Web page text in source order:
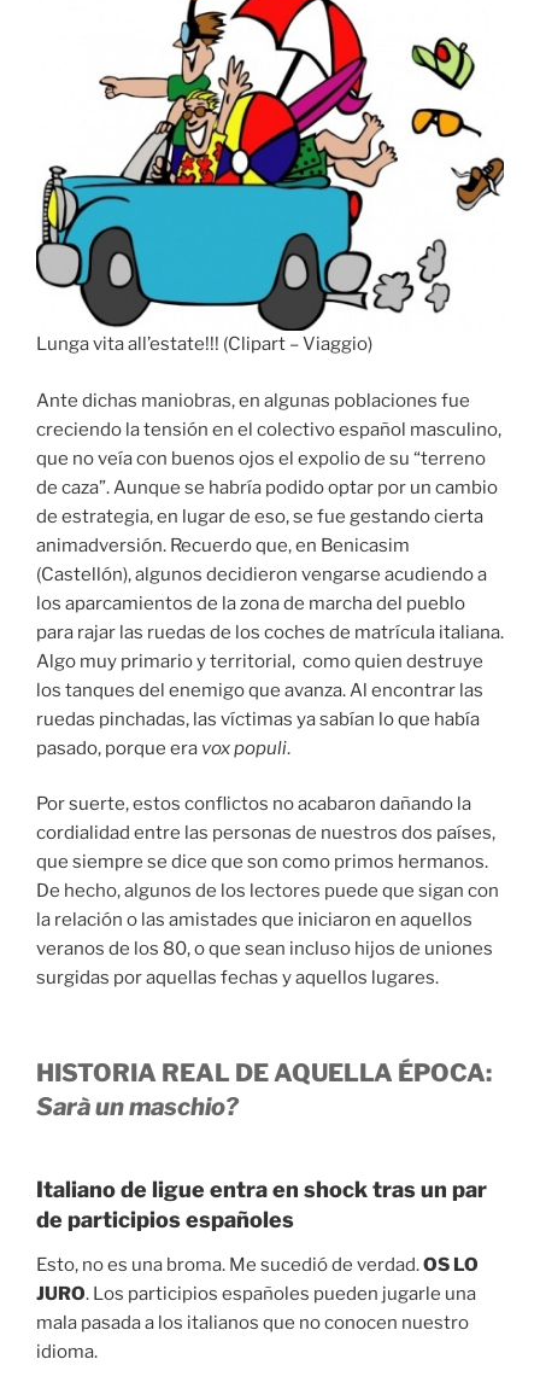
Lunga vita all’estate!!! (Clipart – Viaggio)
Ante dichas maniobras, en algunas poblaciones fue
creciendo la tensión en el colectivo español masculino,
que no veía con buenos ojos el expolio de su “terreno
de caza”. Aunque se habría podido optar por un cambio
de estrategia, en lugar de eso, se fue gestando cierta
animadversión. Recuerdo que, en Benicasim
(Castellón), algunos decidieron vengarse acudiendo a
los aparcamientos de la zona de marcha del pueblo
para rajar las ruedas de los coches de matrícula italiana.
Algo muy primario y territorial, como quien destruye
los tanques del enemigo que avanza. Al encontrar las
ruedas pinchadas, las víctimas ya sabían lo que había
pasado, porque era vox populi.
Por suerte, estos conflictos no acabaron dañando la
cordialidad entre las personas de nuestros dos países,
que siempre se dice que son como primos hermanos.
De hecho, algunos de los lectores puede que sigan con
la relación o las amistades que iniciaron en aquellos
veranos de los 80, o que sean incluso hijos de uniones
surgidas por aquellas fechas y aquellos lugares.
HISTORIA REAL DE AQUELLA ÉPOCA:
Sarà un maschio?
Italiano de ligue entra en shock tras un par
de participios españoles
Esto, no es una broma. Me sucedió de verdad.OS LO
JURO. Los participios españoles pueden jugarle una
mala pasada a los italianos que no conocen nuestro
idioma.